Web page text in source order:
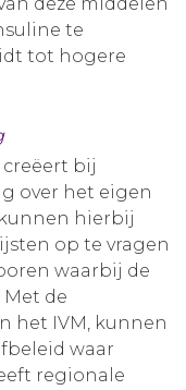
te
tot hogere
bij
over het eigen
hierbij
op te vragen
waarbij de
de
het IVM, kunnen
waar
regionale